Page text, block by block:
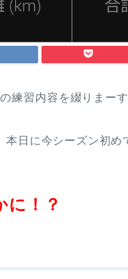
練習内容を綴りまーす
日に今シーズン初め
に！？